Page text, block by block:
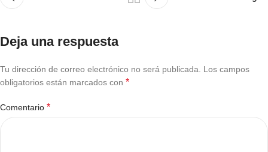
Deja una respuesta
Tu dirección de correo electrónico no será publicada.
Los campos
obligatorios están marcados con *
Comentario *